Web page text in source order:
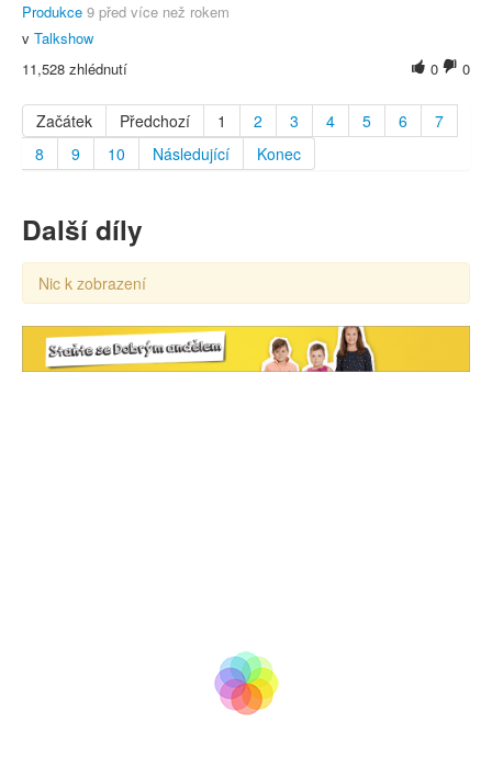
Produkce 9 před více než rokem
v Talkshow
0
0
11,528 zhlédnutí
Začátek Předchozí 1 2 3 4 5 6
7
8
9 10 Následující Konec
Další díly
Nic k zobrazení